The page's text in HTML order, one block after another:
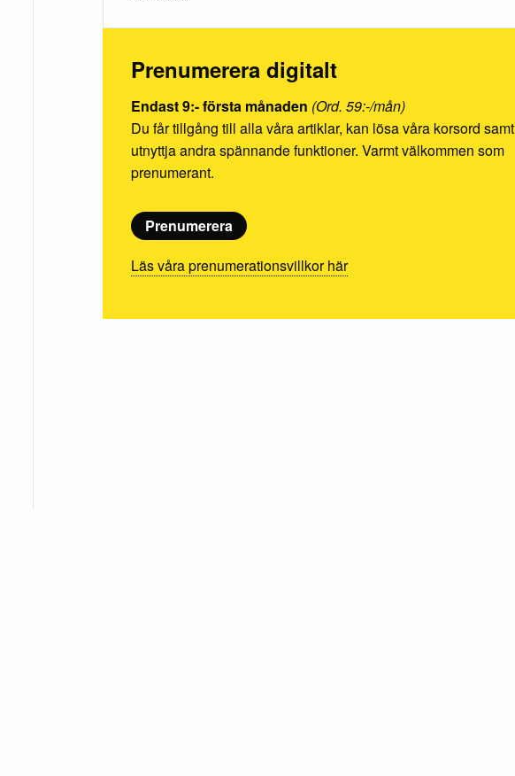
Prenumerera digitalt
Endast 9:- första månaden (Ord. 59:-/mån)
Du får tillgång till alla våra artiklar, kan lösa våra korsord samt
utnyttja andra spännande funktioner. Varmt välkommen som
prenumerant.
Prenumerera
Läs våra prenumerationsvillkor här